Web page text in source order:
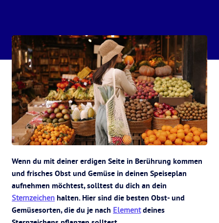
Wenn du mit deiner erdigen Seite in Berührung kommen
und frisches Obst und Gemüse in deinen Speiseplan
aufnehmen möchtest, solltest du dich an dein
Sternzeichen halten. Hier sind die besten Obst- und
Gemüsesorten, die du je nach Elementdeines